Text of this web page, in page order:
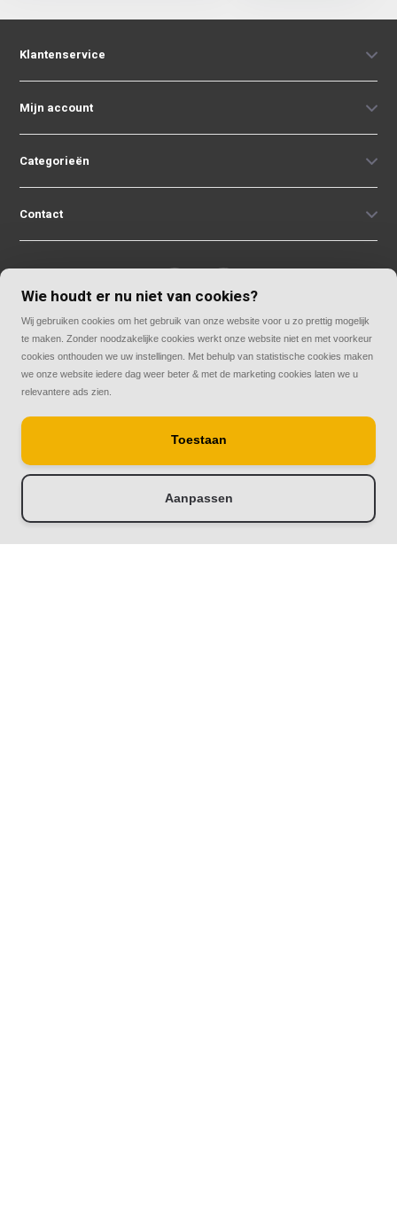
Klantenservice
Mijn account
Categorieën
Contact
© Copyright 2026
Rolluiken33 | Thuis in rolluiken
Wie houdt er nu niet van cookies?
Wij gebruiken cookies om het gebruik van onze website voor u zo prettig mogelijk
te maken. Zonder noodzakelijke cookies werkt onze website niet en met voorkeur
cookies onthouden we uw instellingen. Met behulp van statistische cookies maken
we onze website iedere dag weer beter & met de marketing cookies laten we u
relevantere ads zien.
Toestaan
Aanpassen